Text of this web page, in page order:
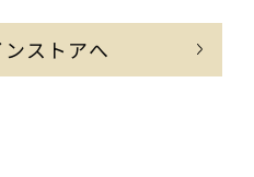
ストアへ